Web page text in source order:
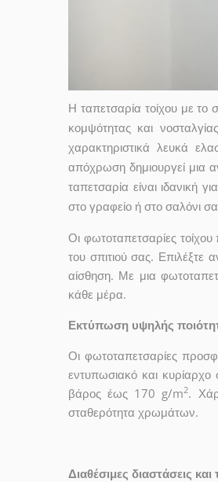
Η ταπετσαρία τοίχου με το
κομψότητας και
χαρακτηριστικά λευκά
απόχρωση δημιουργεί μια
ταπετσαρία είναι ιδανική
στο γραφείο ή στο σαλόνι
Οι φωτοταπετσαρίες
του σπιτιού σας.
αίσθηση. Με μια
κάθε μέρα.
Εκτύπωση υψηλής
Οι φωτοταπετσαρίες
εντυπωσιακό και
βάρος έως 170 g/m2.
σταθερότητα χρωμάτων.
Διαθέσιμες διαστάσεις